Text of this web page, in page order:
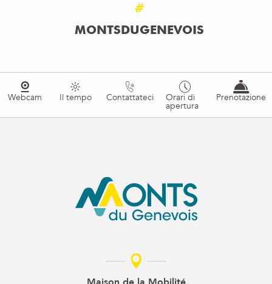
#
MONTSDUGENEVOIS
Webcam Il tempo Contattateci Orari di
apertura
Prenotazione